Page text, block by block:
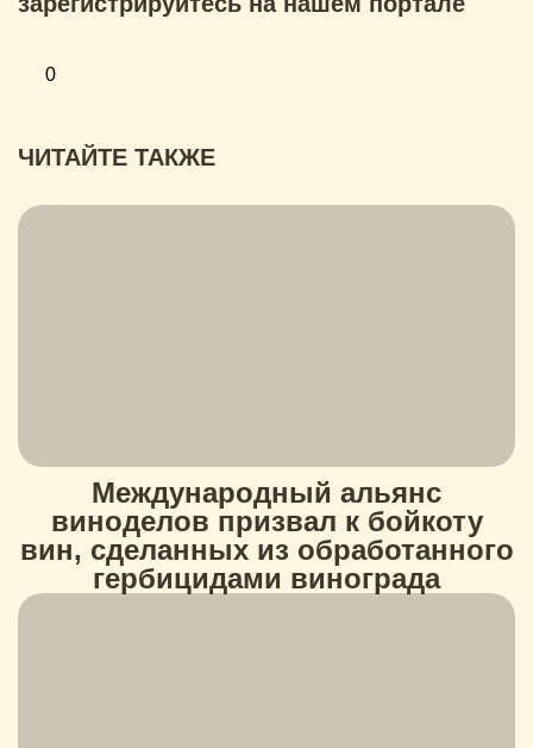
0
ЧИТАЙТЕ ТАКЖЕ
Международный альянс
виноделов призвал к бойкоту
вин, сделанных из обработанного
гербицидами винограда